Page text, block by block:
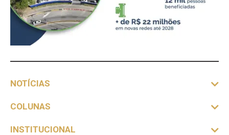
NOTÍCIAS
COLUNAS
INSTITUCIONAL